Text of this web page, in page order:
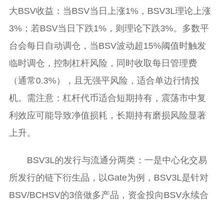
大BSV收益：当BSV当日上涨1%，BSV3L理论上涨
3%；若BSV当日下跌1%，则理论下跌3%。多数平
台会每日自动调仓，当BSV波动超15%阈值时触发
临时调仓，控制杠杆风险，同时收取每日管理费
（通常0.3%），且无强平风险，适合单边行情投
机。需注意：杠杆代币适合短期持有，震荡市中复
利效应可能导致净值损耗，长期持有磨损风险显著
上升。
BSV3L的发行与流通分两类：一是中心化交易
所发行的链下衍生品，以Gate为例，BSV3L是针对
BSV/BCHSV的3倍做多产品，资金投向BSV永续合